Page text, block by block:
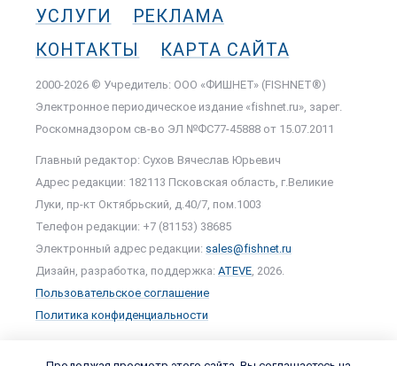
УСЛУГИ
РЕКЛАМА
КОНТАКТЫ
КАРТА САЙТА
2000-2026 © Учредитель: ООО «ФИШНЕТ» (FISHNET®)
Электронное периодическое издание «fishnet.ru», зарег.
Роскомнадзором cв-во ЭЛ №ФС77-45888 от 15.07.2011
Главный редактор: Сухов Вячеслав Юрьевич
Адрес редакции: 182113 Псковская область, г.Великие
Луки, пр-кт Октябрьский, д.40/7, пом.1003
Телефон редакции: +7 (81153) 38685
Электронный адрес редакции: sales@fishnet.ru
Дизайн, разработка, поддержка: ATEVE, 2026.
Пользовательское соглашение
Политика конфиденциальности